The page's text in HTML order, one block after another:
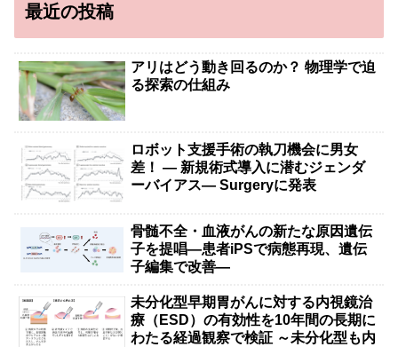
最近の投稿
アリはどう動き回るのか？ 物理学で迫
る探索の仕組み
ロボット支援手術の執刀機会に男女
差！ — 新規術式導入に潜むジェンダ
ーバイアス— Surgeryに発表
骨髄不全・血液がんの新たな原因遺伝
子を提唱―患者iPSで病態再現、遺伝
子編集で改善―
未分化型早期胃がんに対する内視鏡治
療（ESD）の有効性を10年間の長期に
わたる経過観察で検証 ～未分化型も内